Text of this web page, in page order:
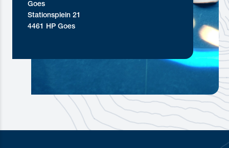
Goes
Stationsplein 21
4461 HP Goes